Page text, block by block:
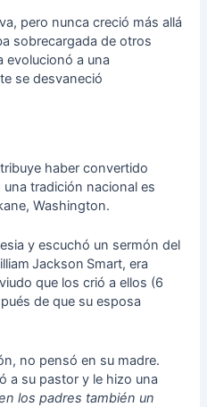
pero nunca creció más allá
sobrecargada de otros
evolucionó a una
se desvaneció
haber convertido
una tradición nacional es
Washington.
y escuchó un sermón del
Jackson Smart, era
que los crió a ellos (6
de que su esposa
no pensó en su madre.
a su pastor y le hizo una
los padres también un